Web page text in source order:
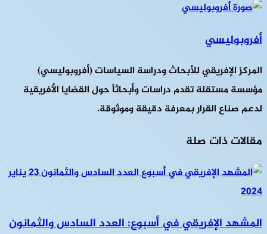
أفروبوليسي
المركز الإفريقي للأبحاث ودراسة السياسات (أفروبوليسي)
مؤسسة مستقلة تقدم دراسات وأبحاثاً حول القضايا الأفريقية
لدعم صناع القرار بمعرفة دقيقة وموثوقة.
مقالات ذات صلة
المشهد الإفريقي في أسبوع: العدد السادس والثمانون